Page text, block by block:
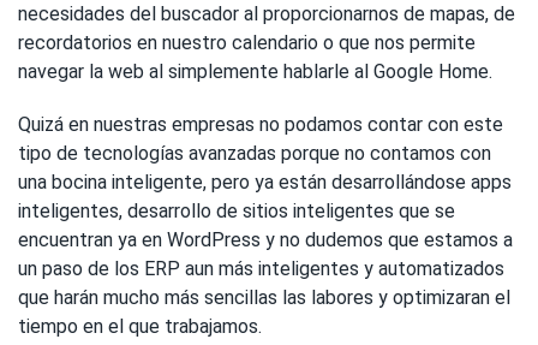
necesidades del buscador al proporcionarnos de mapas, de
recordatorios en nuestro calendario o que nos permite
navegar la web al simplemente hablarle al Google Home.
Quizá en nuestras empresas no podamos contar con este
tipo de tecnologías avanzadas porque no contamos con
una bocina inteligente, pero ya están desarrollándose apps
inteligentes, desarrollo de sitios inteligentes que se
encuentran ya en WordPress y no dudemos que estamos a
un paso de los ERP aun más inteligentes y automatizados
que harán mucho más sencillas las labores y optimizaran el
tiempo en el que trabajamos.